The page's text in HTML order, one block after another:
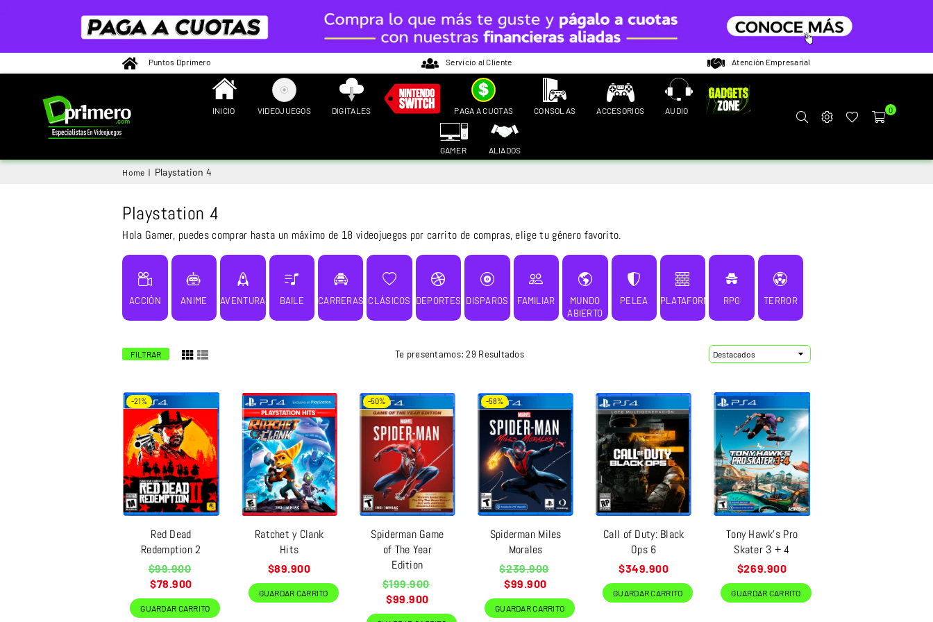
Puntos Dprimero Servicio al Cliente Atención Empresarial
INICIO VIDEOJUEGOS DIGITALES PAGA A CUOTAS CONSOLAS ACCESORIOS AUDIO
GAMER ALIADOS
0
Home | Playstation 4
Playstation 4
Hola Gamer, puedes comprar hasta un máximo de 18 videojuegos por carrito de compras, elige tu género favorito.
ACCIÓN ANIME AVENTURA BAILE CARRERAS CLÁSICOS DEPORTES DISPAROS FAMILIAR
MUNDO
ABIERTO
PELEA PLATAFORMAS RPG TERROR
FILTRAR Te presentamos: 29 Resultados Ordenar
-21%
Red Dead
Redemption 2
Precio
habitual
$99.900
$78.900
GUARDAR CARRITO
Ratchet y Clank
Hits
Precio
$89.900
GUARDAR CARRITO
-50%
Spiderman Game
of The Year
Edition
Precio
habitual
$199.900
$99.900
-58%
Spiderman Miles
Morales
Precio
habitual
$239.900
$99.900
GUARDAR CARRITO
Call of Duty: Black
Ops 6
Precio
$349.900
GUARDAR CARRITO
Tony Hawk’s Pro
Skater 3 + 4
Precio
$269.900
GUARDAR CARRITO
-7% -9%